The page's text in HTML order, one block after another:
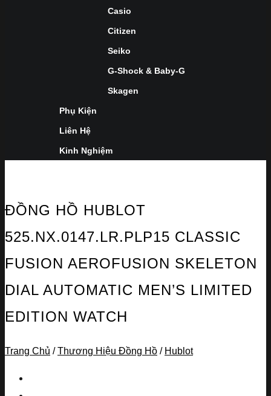
Casio
Citizen
Seiko
G-Shock & Baby-G
Skagen
Phụ Kiện
Liên Hệ
Kinh Nghiệm
ĐỒNG HỒ HUBLOT
525.NX.0147.LR.PLP15 CLASSIC
FUSION AEROFUSION SKELETON
DIAL AUTOMATIC MEN’S LIMITED
EDITION WATCH
Trang Chủ / Thương Hiệu Đồng Hồ / Hublot